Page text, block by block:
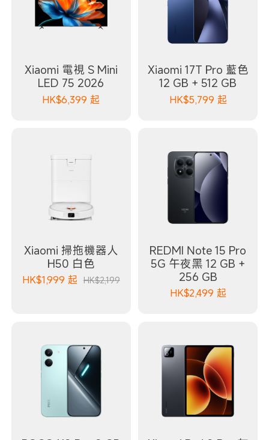
Xiaomi 電視 S Mini
LED 75 2026
HK$6,399 起
Xiaomi 17T Pro 藍色
12 GB + 512 GB
HK$5,799 起
Xiaomi 掃拖機器人
H50 白色
HK$1,999 起 HK$2,199
REDMI Note 15 Pro
5G 午夜黑 12 GB +
256 GB
HK$2,499 起